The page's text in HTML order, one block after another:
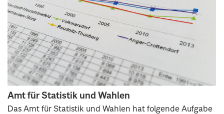
Amt für Statistik und Wahlen
Das Amt für Statistik und Wahlen hat folgende Aufgabe